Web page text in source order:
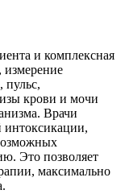
и комплексная
измерение
пульс,
крови и мочи
Врачи
интоксикации,
Это позволяет
максимально